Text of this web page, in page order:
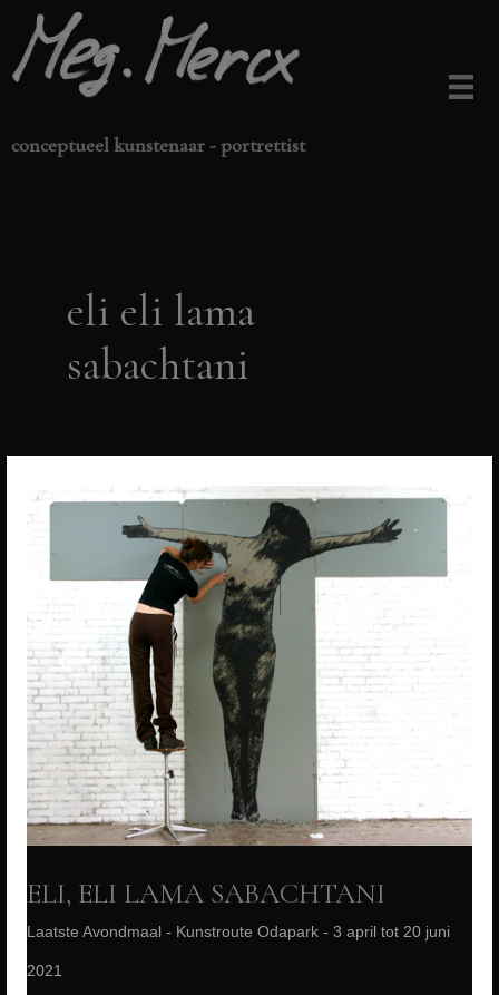
naar
de
conceptueel kunstenaar - portrettist
eli eli lama
sabachtani
ELI, ELI LAMA SABACHTANI
Laatste Avondmaal - Kunstroute Odapark - 3 april tot 20 juni
2021